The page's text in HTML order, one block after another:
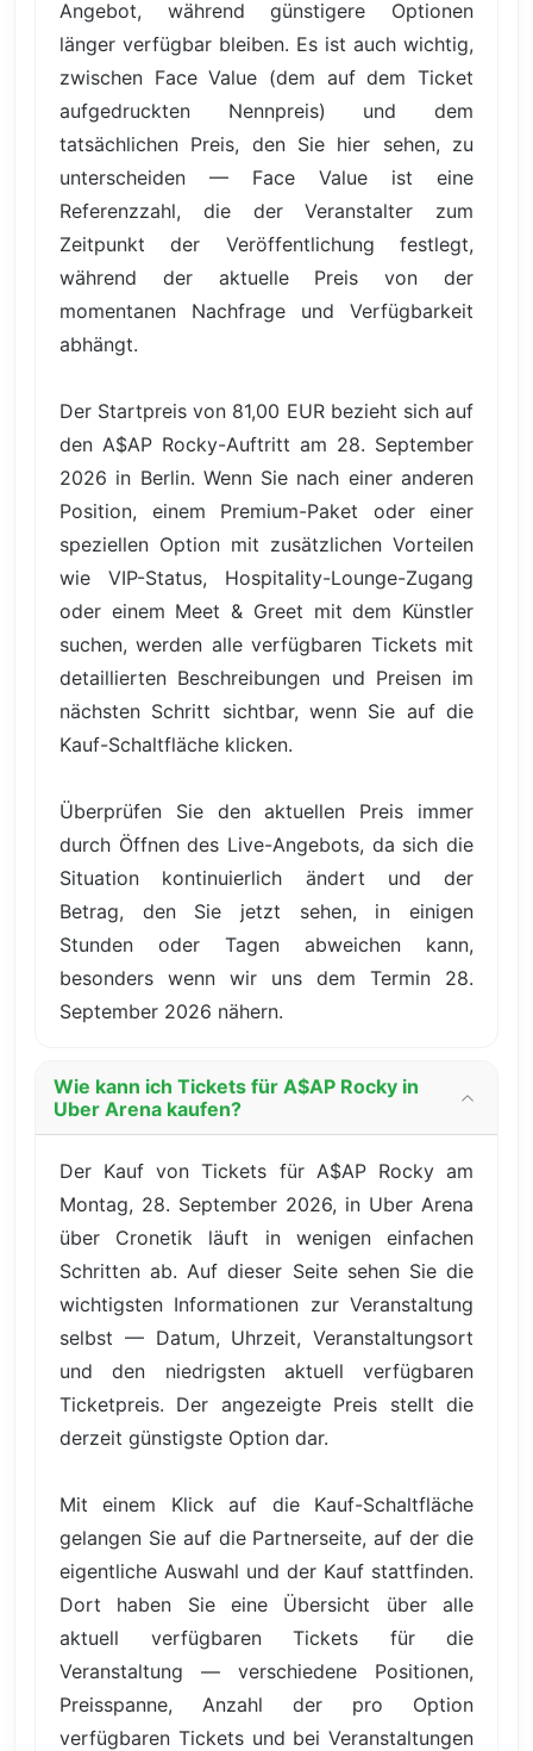
Angebot, während günstigere Optionen
länger verfügbar bleiben. Es ist auch wichtig,
zwischen Face Value (dem auf dem Ticket
aufgedruckten Nennpreis) und dem
tatsächlichen Preis, den Sie hier sehen, zu
unterscheiden — Face Value ist eine
Referenzzahl, die der Veranstalter zum
Zeitpunkt der Veröffentlichung festlegt,
während der aktuelle Preis von der
momentanen Nachfrage und Verfügbarkeit
abhängt.
Der Startpreis von 81,00 EUR bezieht sich auf
den A$AP Rocky-Auftritt am 28. September
2026 in Berlin. Wenn Sie nach einer anderen
Position, einem Premium-Paket oder einer
speziellen Option mit zusätzlichen Vorteilen
wie VIP-Status, Hospitality-Lounge-Zugang
oder einem Meet & Greet mit dem Künstler
suchen, werden alle verfügbaren Tickets mit
detaillierten Beschreibungen und Preisen im
nächsten Schritt sichtbar, wenn Sie auf die
Kauf-Schaltfläche klicken.
Überprüfen Sie den aktuellen Preis immer
durch Öffnen des Live-Angebots, da sich die
Situation kontinuierlich ändert und der
Betrag, den Sie jetzt sehen, in einigen
Stunden oder Tagen abweichen kann,
besonders wenn wir uns dem Termin 28.
September 2026 nähern.
Wie kann ich Tickets für A$AP Rocky in
Uber Arena kaufen?
Der Kauf von Tickets für A$AP Rocky am
Montag, 28. September 2026, in Uber Arena
über Cronetik läuft in wenigen einfachen
Schritten ab. Auf dieser Seite sehen Sie die
wichtigsten Informationen zur Veranstaltung
selbst — Datum, Uhrzeit, Veranstaltungsort
und den niedrigsten aktuell verfügbaren
Ticketpreis. Der angezeigte Preis stellt die
derzeit günstigste Option dar.
Mit einem Klick auf die Kauf-Schaltfläche
gelangen Sie auf die Partnerseite, auf der die
eigentliche Auswahl und der Kauf stattfinden.
Dort haben Sie eine Übersicht über alle
aktuell verfügbaren Tickets für die
Veranstaltung — verschiedene Positionen,
Preisspanne, Anzahl der pro Option
verfügbaren Tickets und bei Veranstaltungen